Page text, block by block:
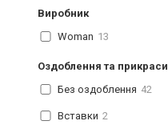
Виробник
Woman 13
Оздоблення та прикраси
Без оздоблення 42
Вставки 2